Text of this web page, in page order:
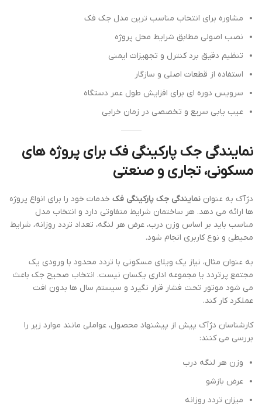
مشاوره برای انتخاب مناسب ترین مدل جک فک
نصب اصولی مطابق شرایط محل پروژه
تنظیم دقیق برد کنترل و تجهیزات ایمنی
استفاده از قطعات اصلی و سازگار
سرویس دوره ای برای افزایش طول عمر دستگاه
عیب یابی سریع و تخصصی در زمان خرابی
نمایندگی جک پارکینگی فک برای پروژه های
مسکونی، تجاری و صنعتی
دژآک به عنوان نمایندگی جک پارکینگی فک خدمات خود را برای انواع پروژه
ها ارائه می دهد. هر ساختمان شرایط متفاوتی دارد و انتخاب مدل
مناسب باید بر اساس وزن درب، عرض هر لنگه، تعداد تردد روزانه، شرایط
محیطی و نوع کاربری انجام شود.
به عنوان مثال، نیاز یک ویلای مسکونی با تردد محدود با ورودی یک
مجتمع پرتردد یا مجموعه اداری یکسان نیست. انتخاب صحیح جک باعث
می شود موتور تحت فشار قرار نگیرد و سیستم سال ها بدون افت
عملکرد کار کند.
کارشناسان دژآک پیش از پیشنهاد محصول، عواملی مانند موارد زیر را
بررسی می کنند:
وزن هر لنگه درب
عرض بازشو
میزان تردد روزانه